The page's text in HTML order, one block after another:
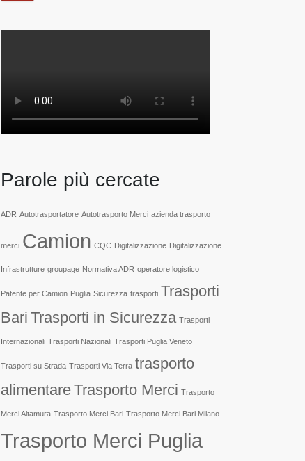
Parole più cercate
ADR Autotrasportatore Autotrasporto Merci azienda trasporto
merci Camion CQC Digitalizzazione Digitalizzazione
Infrastrutture groupage Normativa ADR operatore logistico
Patente per Camion Puglia Sicurezza trasporti Trasporti
Bari Trasporti in Sicurezza Trasporti
Internazionali Trasporti Nazionali Trasporti Puglia Veneto
Trasporti su Strada Trasporti Via Terra trasporto
alimentareTrasporto Merci Trasporto
Merci Altamura Trasporto Merci Bari Trasporto Merci Bari Milano
Trasporto Merci Puglia